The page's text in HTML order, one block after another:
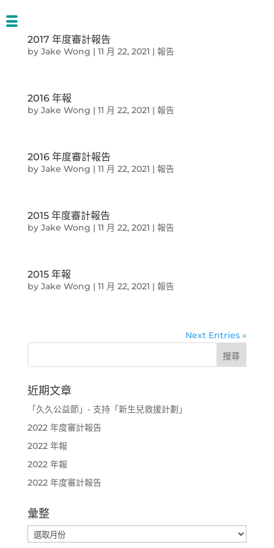
2017 年度審計報告
by Jake Wong | 11 月 22, 2021 | 報告
2016 年報
by Jake Wong | 11 月 22, 2021 | 報告
2016 年度審計報告
by Jake Wong | 11 月 22, 2021 | 報告
2015 年度審計報告
by Jake Wong | 11 月 22, 2021 | 報告
2015 年報
by Jake Wong | 11 月 22, 2021 | 報告
Next Entries »
近期文章
「久久公益節」- 支持「新生兒救援計劃」
2022 年度審計報告
2022 年報
2022 年報
2022 年度審計報告
彙整
彙
整